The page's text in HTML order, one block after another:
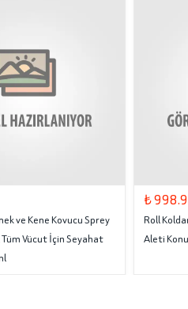
ve Kene Kovucu Sprey
Vücut İçin Seyahat
₺
Roll
Aleti